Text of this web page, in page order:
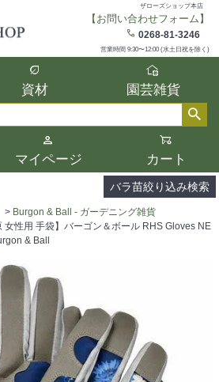
ザローズショップ本店
【お問い合わせフォーム】
0268-81-3246
営業時間 9:30〜12:00 (水土日祝を除く)
資材 園芸雑貨
マイページ カート
バラ苗絞り込み検索
条件を選択して絞り込み検索が可能
た項目全てに該当する品種のみ検索
表示されます。
、カラー、ブランドなどは1つずつ選
ください。
Burgon & Ball - ガーデニング雑貨
女性用 手袋】バーゴン＆ボール RHS Gloves NE
& Ball